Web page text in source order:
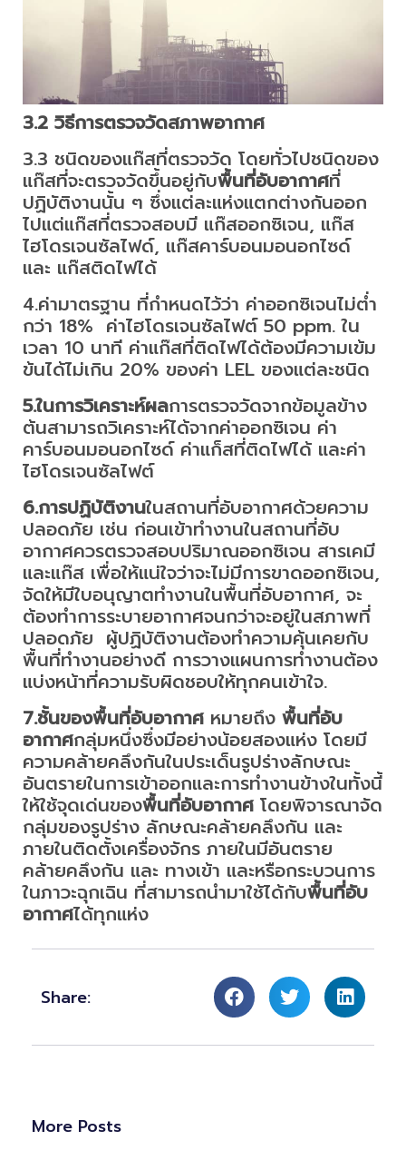
3.2 วิธีการตรวจวัดสภาพอากาศ
3.3 ชนิดของแก๊สที่ตรวจวัด โดยทั่วไปชนิดของ
แก๊สที่จะตรวจวัดขึ้นอยู่กับพื้นที่อับอากาศที่
ปฏิบัติงานนั้น ๆ ซึ่งแต่ละแห่งแตกต่างกันออก
ไปแต่แก๊สที่ตรวจสอบมี แก๊สออกซิเจน, แก๊ส
ไฮโดรเจนซัลไฟด์, แก๊สคาร์บอนมอนอกไซด์
และ แก๊สติดไฟได้
4.ค่ามาตรฐาน ที่กำหนดไว้ว่า ค่าออกซิเจนไม่ต่ำ
กว่า 18% ค่าไฮโดรเจนซัลไฟต์ 50 ppm. ใน
เวลา 10 นาที ค่าแก๊สที่ติดไฟได้ต้องมีความเข้ม
ข้นได้ไม่เกิน 20% ของค่า LEL ของแต่ละชนิด
5.ในการวิเคราะห์ผลการตรวจวัดจากข้อมูลข้าง
ต้นสามารถวิเคราะห์ได้จากค่าออกซิเจน ค่า
คาร์บอนมอนอกไซด์ ค่าแก็สที่ติดไฟได้ และค่า
ไฮโดรเจนซัลไฟต์
6.การปฏิบัติงานในสถานที่อับอากาศด้วยความ
ปลอดภัย เช่น ก่อนเข้าทำงานในสถานที่อับ
อากาศควรตรวจสอบปริมาณออกซิเจน สารเคมี
และแก๊ส เพื่อให้แน่ใจว่าจะไม่มีการขาดออกซิเจน,
จัดให้มีใบอนุญาตทำงานในพื้นที่อับอากาศ, จะ
ต้องทำการระบายอากาศจนกว่าจะอยู่ในสภาพที่
ปลอดภัย ผู้ปฏิบัติงานต้องทำความคุ้นเคยกับ
พื้นที่ทำงานอย่างดี การวางแผนการทำงานต้อง
แบ่งหน้าที่ความรับผิดชอบให้ทุกคนเข้าใจ.
7.ชั้นของพื้นที่อับอากาศหมายถึง พื้นที่อับ
อากาศกลุ่มหนึ่งซึ่งมีอย่างน้อยสองแห่ง โดยมี
ความคล้ายคลึงกันในประเด็นรูปร่างลักษณะ
อันตรายในการเข้าออกและการทำงานข้างในทั้งนี้
ให้ใช้จุดเด่นของพื้นที่อับอากาศโดยพิจารณาจัด
กลุ่มของรูปร่าง ลักษณะคล้ายคลึงกัน และ
ภายในติดตั้งเครื่องจักร ภายในมีอันตราย
คล้ายคลึงกัน และ ทางเข้า และหรือกระบวนการ
ในภาวะฉุกเฉิน ที่สามารถนำมาใช้ได้กับพื้นที่อับ
อากาศได้ทุกแห่ง
Share:
More Posts